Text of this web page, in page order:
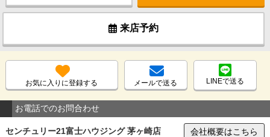
来店予約
お気に入りに登録する メールで送る LINEで送る
お電話でのお問合わせ
センチュリー21富士ハウジング 茅ヶ崎店 会社概要はこちら